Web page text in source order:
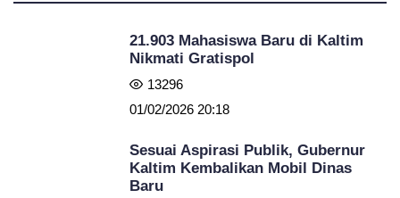
21.903 Mahasiswa Baru di Kaltim
Nikmati Gratispol
13296
01/02/2026 20:18
Sesuai Aspirasi Publik, Gubernur
Kaltim Kembalikan Mobil Dinas
Baru